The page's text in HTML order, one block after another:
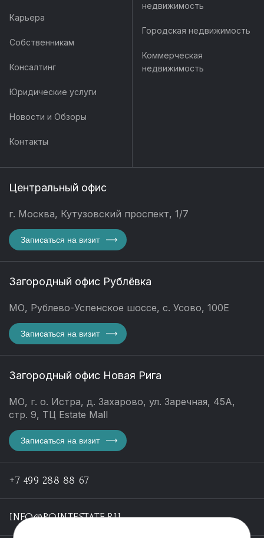
Карьера
Собственникам
Консалтинг
Юридические услуги
Новости и Обзоры
Контакты
недвижимость
Городская недвижимость
Коммерческая
недвижимость
Центральный офис
г. Москва, Кутузовский проспект, 1/7
Записаться на визит
Загородный офис Рублёвка
МО, Рублево-Успенское шоссе, с. Усово, 100Е
Записаться на визит
Загородный офис Новая Рига
МО, г. о. Истра, д. Захарово, ул. Заречная, 45А,
стр. 9, ТЦ Estate Mall
Записаться на визит
+7 499 288 88 67
INFO@POINTESTATE.RU